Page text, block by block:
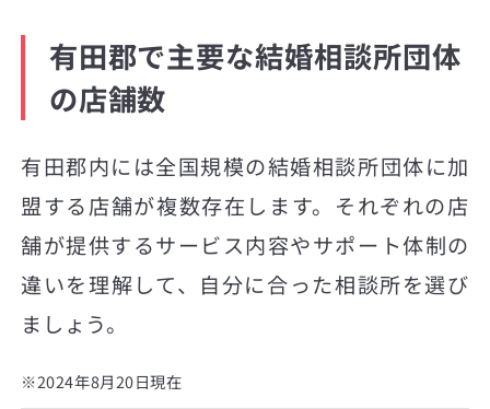
有田郡で主要な結婚相談所団体
の店舗数
有田郡内には全国規模の結婚相談所団体に加
盟する店舗が複数存在します。それぞれの店
舗が提供するサービス内容やサポート体制の
違いを理解して、自分に合った相談所を選び
ましょう。
※2024年8月20日現在